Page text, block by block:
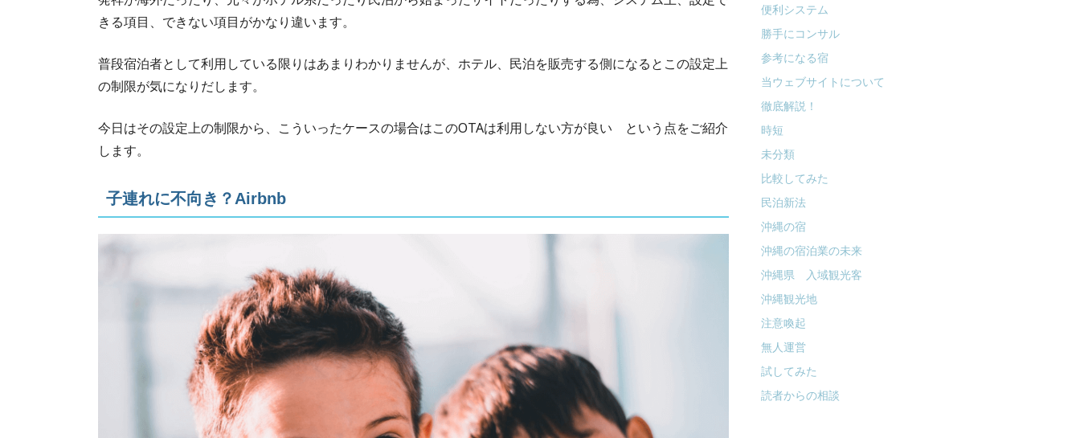
きる項目、できない項目がかなり違います。
普段宿泊者として利用している限りはあまりわかりませんが、ホテル、民泊を販売する側になるとこの設定上
の制限が気になりだします。
今日はその設定上の制限から、こういったケースの場合はこのOTAは利用しない方が良い という点をご紹介
します。
子連れに不向き？Airbnb
便利システム
勝手にコンサル
参考になる宿
当ウェブサイトについて
徹底解説！
時短
未分類
比較してみた
民泊新法
沖縄の宿
沖縄の宿泊業の未来
沖縄県 入域観光客
沖縄観光地
注意喚起
無人運営
試してみた
読者からの相談